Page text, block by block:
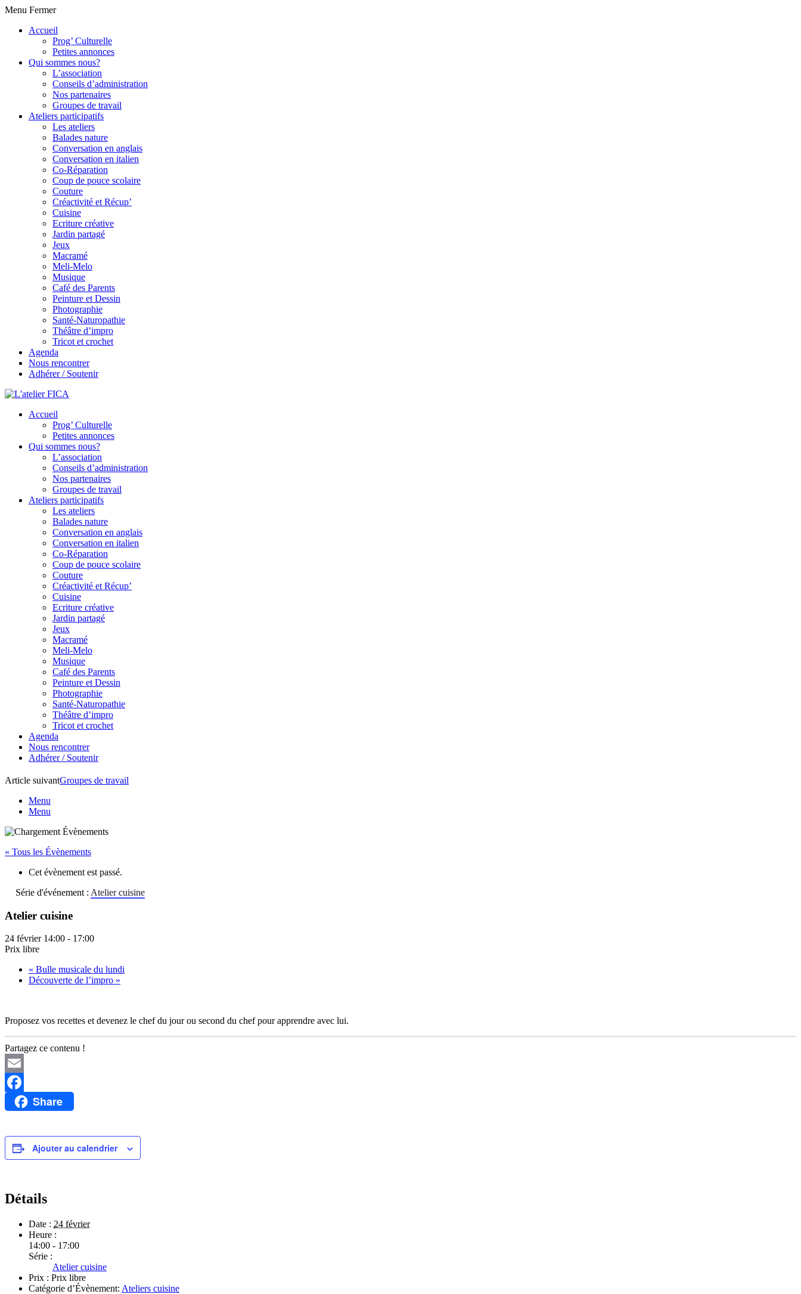
Menu Fermer
Accueil
Prog’ Culturelle
Petites annonces
Qui sommes nous?
L’association
Conseils d’administration
Nos partenaires
Groupes de travail
Ateliers participatifs
Les ateliers
Balades nature
Conversation en anglais
Conversation en italien
Co-Réparation
Coup de pouce scolaire
Couture
Créactivité et Récup’
Cuisine
Ecriture créative
Jardin partagé
Jeux
Macramé
Meli-Melo
Musique
Café des Parents
Peinture et Dessin
Photographie
Santé-Naturopathie
Théâtre d’impro
Tricot et crochet
Agenda
Nous rencontrer
Adhérer / Soutenir
L'atelier FICA
Actions conviviales écologiques et solidaires sur le territoire de Meximieux
Accueil
Prog’ Culturelle
Petites annonces
Qui sommes nous?
L’association
Conseils d’administration
Nos partenaires
Groupes de travail
Ateliers participatifs
Les ateliers
Balades nature
Conversation en anglais
Conversation en italien
Co-Réparation
Coup de pouce scolaire
Couture
Créactivité et Récup’
Cuisine
Ecriture créative
Jardin partagé
Jeux
Macramé
Meli-Melo
Musique
Café des Parents
Peinture et Dessin
Photographie
Santé-Naturopathie
Théâtre d’impro
Tricot et crochet
Agenda
Nous rencontrer
Adhérer / Soutenir
Article suivantGroupes de travail
Menu
Menu
« Tous les Évènements
Cet évènement est passé.
Série d'événement : Atelier cuisine
Atelier cuisine
24 février 14:00 - 17:00
Prix libre
« Bulle musicale du lundi
Découverte de l’impro »
Proposez vos recettes et devenez le chef du jourou second du chef pour apprendre avec lui.
Partagez ce contenu !
Email
FacebookShare
Ajouter au calendrier
Détails
Date : 24 février
Heure :
14:00 - 17:00
Série :
Atelier cuisine
Prix : Prix libre
Catégorie d’Évènement: Ateliers cuisine